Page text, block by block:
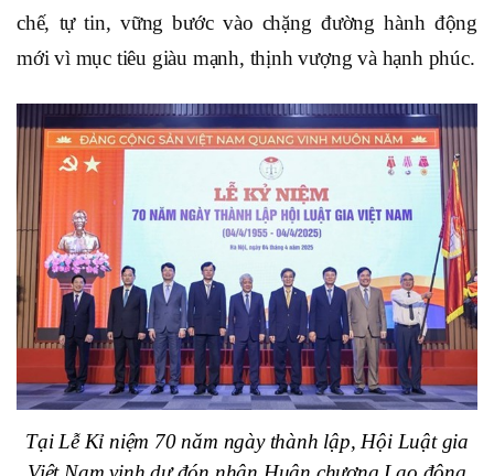
chế, tự tin, vững bước vào chặng đường hành động
mới vì mục tiêu giàu mạnh, thịnh vượng và hạnh phúc.
Tại Lễ Kỉ niệm 70 năm ngày thành lập, Hội Luật gia